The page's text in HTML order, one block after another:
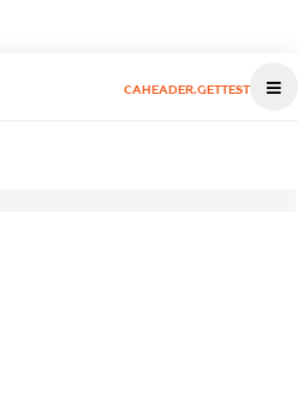
CAHEADER.GETTEST